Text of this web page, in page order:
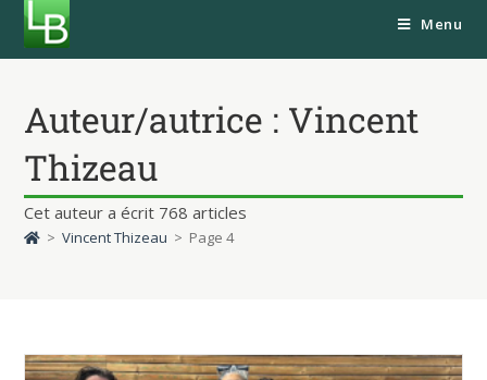
Menu
Auteur/autrice : Vincent
Thizeau
Cet auteur a écrit 768 articles
> Vincent Thizeau > Page 4